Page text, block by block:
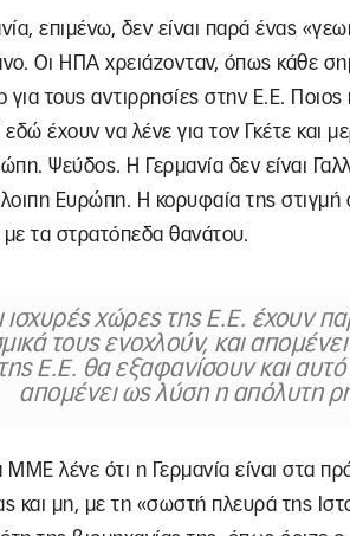
επιμένω, δεν είναι παρά ένας
Οι ΗΠΑ χρειάζονταν, όπως κάθε
για τους αντιρρησίες στην Ε.Ε.
εδώ έχουν να λένε για τον Γκέτε και
Ψεύδος. Η Γερμανία δεν είναι
Ευρώπη. Η κορυφαία της στιγμή
τα στρατόπεδα θανάτου.
ισχυρές χώρες της Ε.Ε. έχουν
τους ενοχλούν, και
της Ε.Ε. θα εξαφανίσουν και
απομένει ως λύση η απόλυτη
ΜΜΕ λένε ότι η Γερμανία είναι στα
και μη, με τη «σωστή πλευρά της